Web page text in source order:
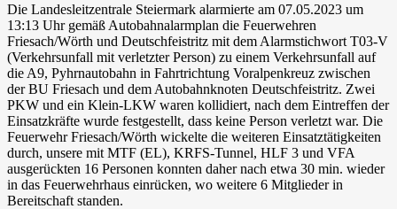
auf
der
A9
Die Landesleitzentrale Steiermark alarmierte am 07.05.2023 um
13:13 Uhr gemäß Autobahnalarmplan die Feuerwehren
Friesach/Wörth und Deutschfeistritz mit dem Alarmstichwort T03-V
(Verkehrsunfall mit verletzter Person) zu einem Verkehrsunfall auf
die A9, Pyhrnautobahn in Fahrtrichtung Voralpenkreuz zwischen
der BU Friesach und dem Autobahnknoten Deutschfeistritz. Zwei
PKW und ein Klein-LKW waren kollidiert, nach dem Eintreffen der
Einsatzkräfte wurde festgestellt, dass keine Person verletzt war. Die
Feuerwehr Friesach/Wörth wickelte die weiteren Einsatztätigkeiten
durch, unsere mit MTF (EL), KRFS-Tunnel, HLF 3 und VFA
ausgerückten 16 Personen konnten daher nach etwa 30 min. wieder
in das Feuerwehrhaus einrücken, wo weitere 6 Mitglieder in
Bereitschaft standen.